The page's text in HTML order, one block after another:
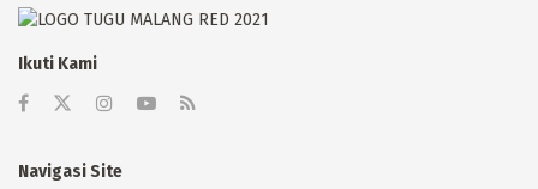
Ikuti Kami
Navigasi Site